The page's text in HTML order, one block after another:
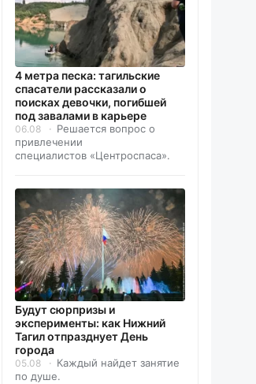
4 метра песка: тагильские
спасатели рассказали о
поисках девочки, погибшей
под завалами в карьере
06.08
Решается вопрос о
привлечении
специалистов «Центроспаса».
Будут сюрпризы и
эксперименты: как Нижний
Тагил отпразднует День
города
05.08
Каждый найдет занятие
по душе.